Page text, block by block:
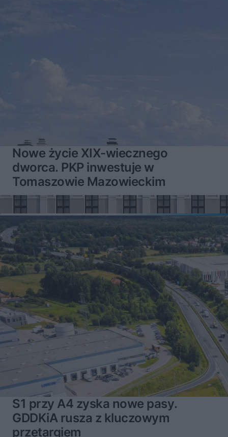
Nowe życie XIX-wiecznego
dworca. PKP inwestuje w
Tomaszowie Mazowieckim
S1 przy A4 zyska nowe pasy.
GDDKiA rusza z kluczowym
przetargiem